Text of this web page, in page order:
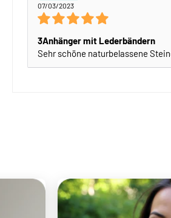
07/03/2023
3Anhänger mit Lederbändern
Sehr schöne naturbelassene